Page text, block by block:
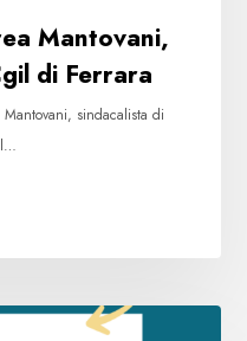
Mantovani,
di Ferrara
sindacalista di